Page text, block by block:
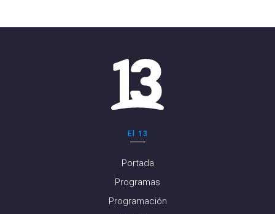
El 13
Portada
Programas
Programación